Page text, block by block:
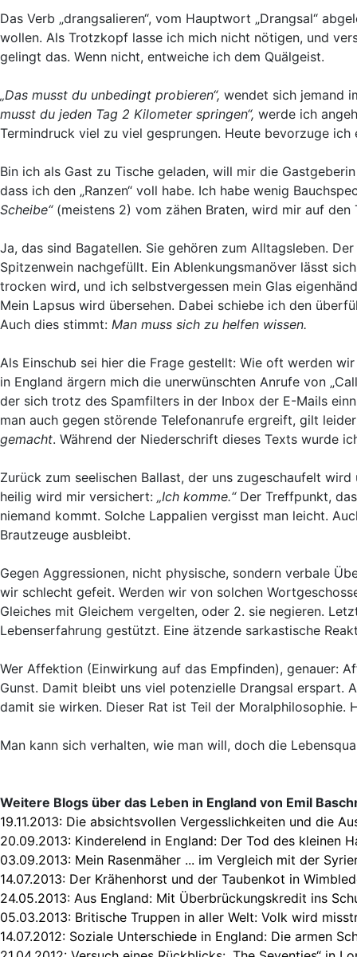
Das Verb „drangsalieren“, vom Hauptwort „Drangsal“
wollen. Als Trotzkopf lasse ich mich nicht nötigen, und
gelingt das. Wenn nicht, entweiche ich dem Quälgeist.
„Das musst du unbedingt probieren“, wendet sich jemand
musst du jeden Tag 2 Kilometer springen“, werde ich
Termindruck viel zu viel gesprungen. Heute bevorzuge
Bin ich als Gast zu Tische geladen, will mir die
dass ich den „Ranzen“ voll habe. Ich habe wenig
Scheibe“ (meistens 2) vom zähen Braten, wird mir auf
Ja, das sind Bagatellen. Sie gehören zum Alltagsleben.
Spitzenwein nachgefüllt. Ein Ablenkungsmanöver lässt
trocken wird, und ich selbstvergessen mein Glas
Mein Lapsus wird übersehen. Dabei schiebe ich den
Auch dies stimmt: Man muss sich zu helfen wissen.
Als Einschub sei hier die Frage gestellt: Wie oft werden
in England ärgern mich die unerwünschten Anrufe von
der sich trotz des Spamfilters in der Inbox der E-Mails
man auch gegen störende Telefonanrufe ergreift, gilt
gemacht. Während der Niederschrift dieses Texts wurde
Zurück zum seelischen Ballast, der uns zugeschaufelt
heilig wird mir versichert: „Ich komme.“Der Treffpunkt,
niemand kommt. Solche Lappalien vergisst man leicht.
Brautzeuge ausbleibt.
Gegen Aggressionen, nicht physische, sondern verbale
wir schlecht gefeit. Werden wir von solchen
Gleiches mit Gleichem vergelten, oder 2. sie negieren.
Lebenserfahrung gestützt. Eine ätzende sarkastische
Wer Affektion (Einwirkung auf das Empfinden), genauer:
Gunst. Damit bleibt uns viel potenzielle Drangsal erspart.
damit sie wirken. Dieser Rat ist Teil der Moralphilosophie.
Man kann sich verhalten, wie man will, doch die
Weitere Blogs über das Leben in England von Emil
19.11.2013: Die absichtsvollen Vergesslichkeiten und die
20.09.2013: Kinderelend in England: Der Tod des kleinen
03.09.2013: Mein Rasenmäher ... im Vergleich mit der
14.07.2013: Der Krähenhorst und der Taubenkot in
24.05.2013: Aus England: Mit Überbrückungskredit ins
05.03.2013: Britische Truppen in aller Welt: Volk wird
14.07.2012: Soziale Unterschiede in England: Die armen